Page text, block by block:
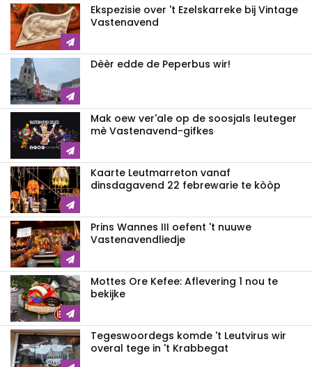
Ekspezisie over 't Ezelskarreke bij Vintage
Vastenavend
Dèèr edde de Peperbus wir!
Mak oew ver'ale op de soosjals leuteger
mè Vastenavend-gifkes
Kaarte Leutmarreton vanaf
dinsdagavend 22 febrewarie te kòòp
Prins Wannes III oefent 't nuuwe
Vastenavendliedje
Mottes Ore Kefee: Aflevering 1 nou te
bekijke
Tegeswoordegs komde 't Leutvirus wir
overal tege in 't Krabbegat